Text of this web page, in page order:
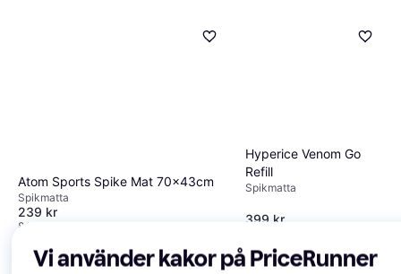
Atom Sports Spike Mat 70x43cm
Spikmatta
239 kr
8 butiker
Hyperice Venom Go
Refill
Spikmatta
399 kr
Vi använder kakor på PriceRunner